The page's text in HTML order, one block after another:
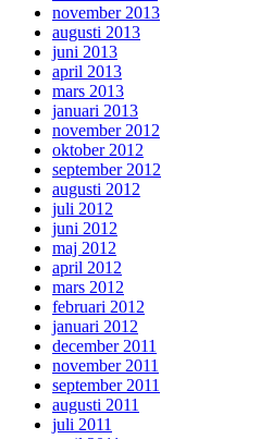
november 2013
augusti 2013
juni 2013
april 2013
mars 2013
januari 2013
november 2012
oktober 2012
september 2012
augusti 2012
juli 2012
juni 2012
maj 2012
april 2012
mars 2012
februari 2012
januari 2012
december 2011
november 2011
september 2011
augusti 2011
juli 2011